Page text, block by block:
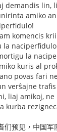
demandis lin,
amiko
komencis
la
la
kuris al
povas fari
verŝajne
liaj amikoj,
kurba
们预见，中国军